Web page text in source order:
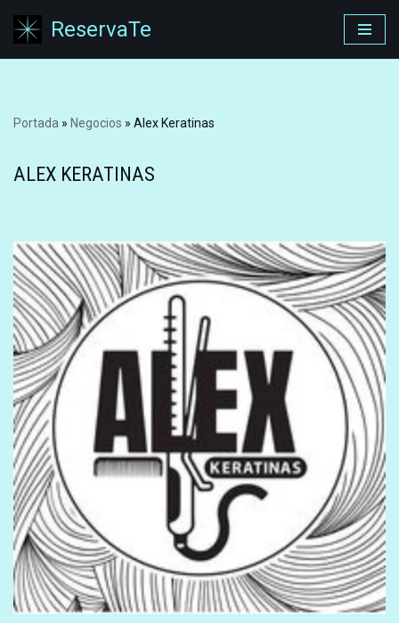
Saltar
ReservaTe
Portada » Negocios » Alex Keratinas
ALEX KERATINAS